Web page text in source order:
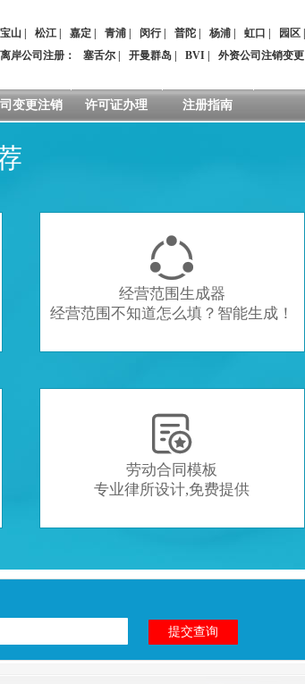
宝山 松江 嘉定 青浦 闵行| 普陀 杨浦 虹口 园区
离岸公司注册 ： 塞舌尔 开曼群岛 BVI 外资公司注销变更
变更注销 许可证办理 注册指南

经营范围生成器
经营范围不知道怎么填？智能生成！

劳动合同模板
专业律所设计,免费提供